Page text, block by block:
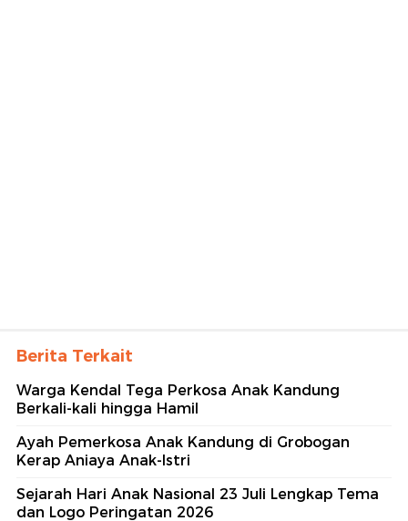
Berita Terkait
Warga Kendal Tega Perkosa Anak Kandung
Berkali-kali hingga Hamil
Ayah Pemerkosa Anak Kandung di Grobogan
Kerap Aniaya Anak-Istri
Sejarah Hari Anak Nasional 23 Juli Lengkap Tema
dan Logo Peringatan 2026